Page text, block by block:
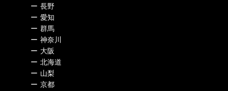
ー 長野
ー 愛知
ー 群馬
ー 神奈川
ー 大阪
ー 北海道
ー 山梨
ー 京都